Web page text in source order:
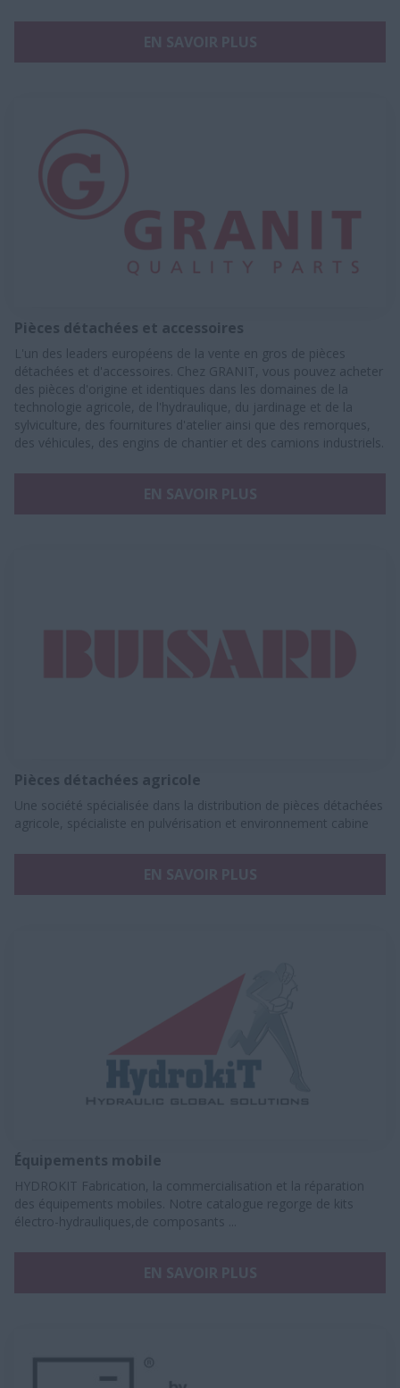
Pièces détachées et accessoires
L'un des leaders européens de la vente en gros de pièces
détachées et d'accessoires. Chez GRANIT, vous pouvez acheter
des pièces d'origine et identiques dans les domaines de la
technologie agricole, de l'hydraulique, du jardinage et de la
sylviculture, des fournitures d'atelier ainsi que des remorques,
des véhicules, des engins de chantier et des camions industriels.
Pièces détachées agricole
Une société spécialisée dans la distribution de pièces détachées
agricole, spécialiste ​en pulvérisation et environnement cabine
Équipements mobile
HYDROKIT ​Fabrication, la commercialisation et la réparation
des équipements mobiles. Notre catalogue regorge de kits
électro-hydrauliques,de composants ...